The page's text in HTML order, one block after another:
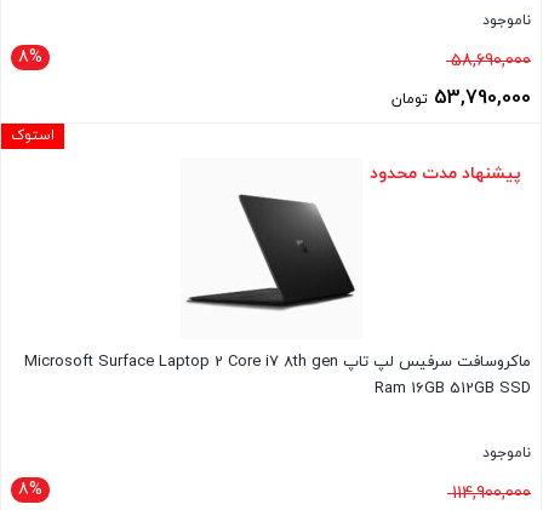
ناموجود
8% 58,690,000قیمت
اصلی53,790,000 تومان
فعلی
پیشنهاد مدت محدود
ماکروسافت سرفیس لپ تاپ Microsoft Surface Laptop 2 Core i7 8th gen
Ram 16GB 512GB SSD
ناموجود
8% 114,900,000قیمت
استوک